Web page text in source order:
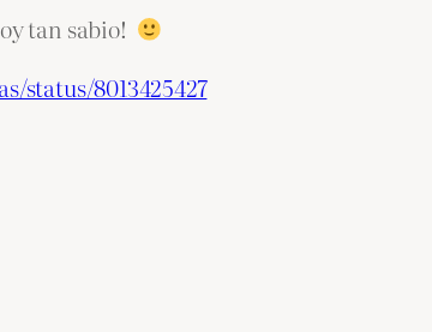
tan sabio!
status/8013425427